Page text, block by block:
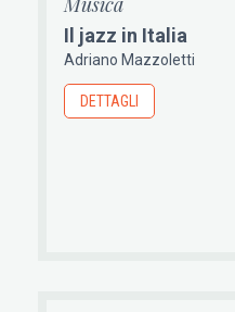
Il jazz in Italia
Adriano Mazzoletti
DETTAGLI